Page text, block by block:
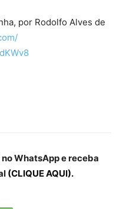
por Rodolfo Alves de
WhatsApp e receba
(CLIQUE AQUI).